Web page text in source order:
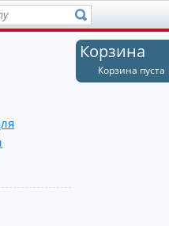
Корзина
Корзина пуста